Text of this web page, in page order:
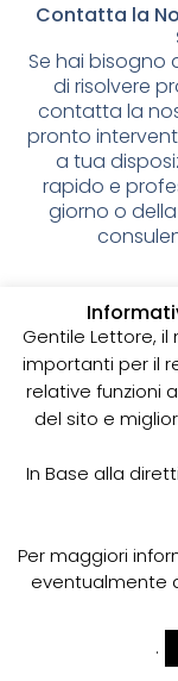
Contatta la
Se hai bisogno
di risolvere
contatta la
pronto
a tua
rapido e
giorno o
I pozzi neri
per la
sistema di
spurgo dei
e prevenire il
Lo spurgo dei
l’utilizzo
Gentile Lettore,
importanti per il
relative funzioni
del sito e
In Base alla
Per maggiori
eventualmente
.